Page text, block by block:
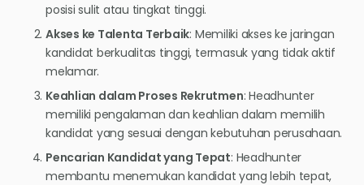
posisi sulit atau tingkat tinggi.
Akses ke Talenta Terbaik: Memiliki akses ke jaringan
kandidat berkualitas tinggi, termasuk yang tidak aktif
melamar.
Keahlian dalam Proses Rekrutmen: Headhunter
memiliki pengalaman dan keahlian dalam memilih
kandidat yang sesuai dengan kebutuhan perusahaan.
Pencarian Kandidat yang Tepat: Headhunter
membantu menemukan kandidat yang lebih tepat,